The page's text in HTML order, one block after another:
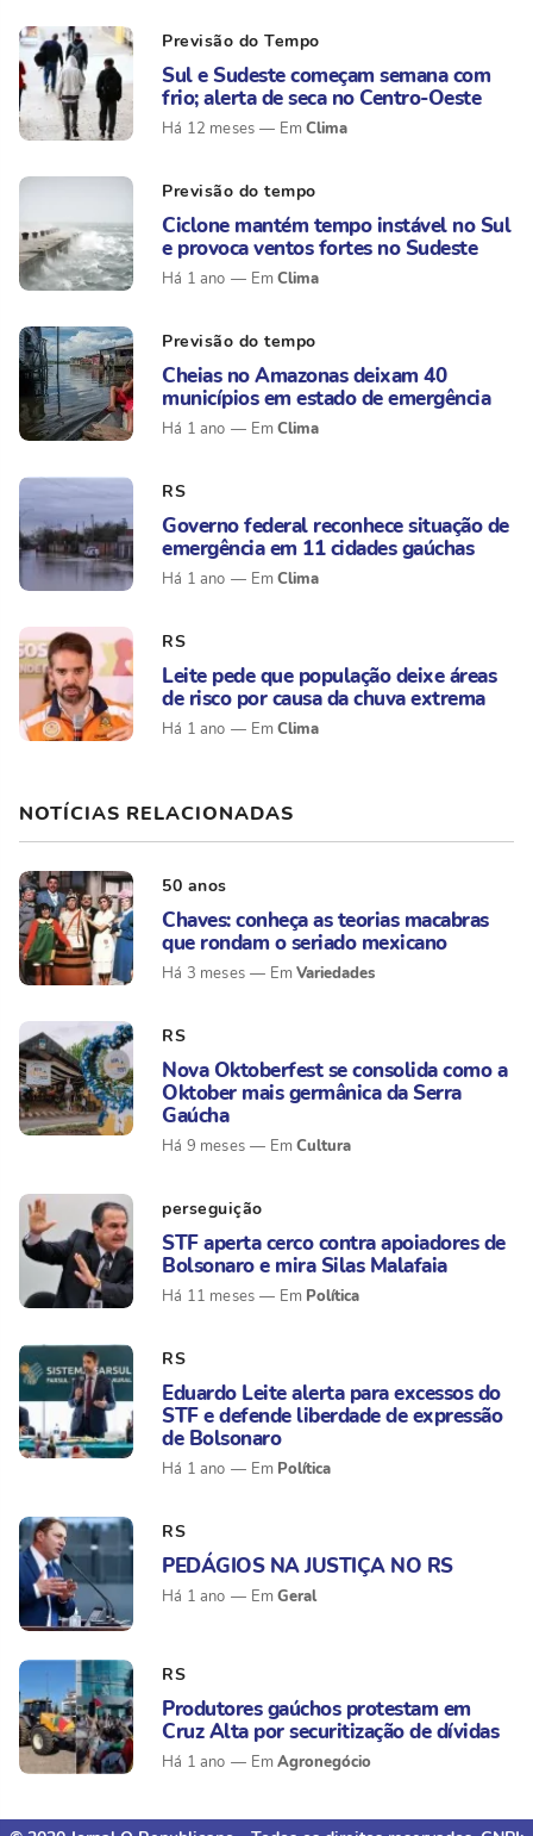
Previsão do Tempo
Sul e Sudeste começam semana com
frio; alerta de seca no Centro-Oeste
Há 12 meses Clima
Previsão do tempo
Ciclone mantém tempo instável no Sul
e provoca ventos fortes no Sudeste
Há 1 ano Clima
Previsão do tempo
Cheias no Amazonas deixam 40
municípios em estado de emergência
Há 1 ano Clima
RS
Governo federal reconhece situação de
emergência em 11 cidades gaúchas
Há 1 ano Clima
RS
Leite pede que população deixe áreas
de risco por causa da chuva extrema
Há 1 ano Clima
NOTÍCIAS RELACIONADAS
50 anos
Chaves: conheça as teorias macabras
que rondam o seriado mexicano
Há 3 meses Variedades
RS
Nova Oktoberfest se consolida como a
Oktober mais germânica da Serra
Gaúcha
Há 9 meses Cultura
perseguição
STF aperta cerco contra apoiadores de
Bolsonaro e mira Silas Malafaia
Há 11 meses Política
RS
Eduardo Leite alerta para excessos do
STF e defende liberdade de expressão
de Bolsonaro
Há 1 ano Política
RS
PEDÁGIOS NA JUSTIÇA NO RS
Há 1 ano Geral
RS
Produtores gaúchos protestam em
Cruz Alta por securitização de dívidas
Há 1 ano Agronegócio